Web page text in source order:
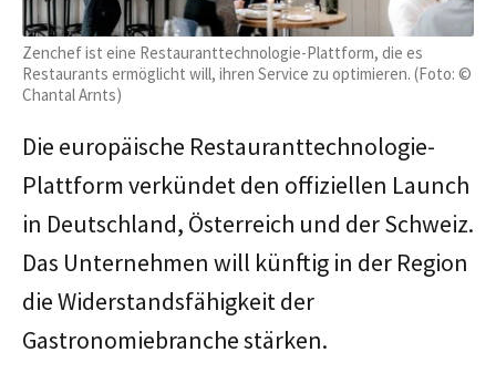
Zenchef ist eine Restauranttechnologie-Plattform, die es
Restaurants ermöglicht will, ihren Service zu optimieren. (Foto: ©
Chantal Arnts)
Die europäische Restauranttechnologie-
Plattform verkündet den offiziellen Launch
in Deutschland, Österreich und der Schweiz.
Das Unternehmen will künftig in der Region
die Widerstandsfähigkeit der
Gastronomiebranche stärken.